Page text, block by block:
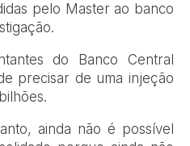
pelo Master ao banco
do Banco Central
precisar de uma injeção
ainda não é possível